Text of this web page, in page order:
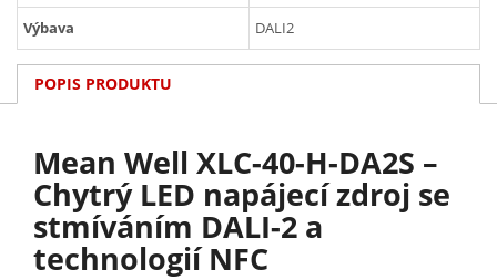
Výbava DALI2
POPIS PRODUKTU
Mean Well XLC-40-H-DA2S –
Chytrý LED napájecí zdroj se
stmíváním DALI-2 a
technologií NFC